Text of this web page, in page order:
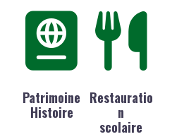
Patrimoine
Histoire
Restauratio
n
scolaire